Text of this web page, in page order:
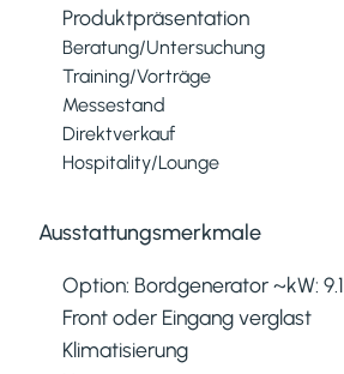
Produktpräsentation
Beratung/Untersuchung
Training/Vorträge
Messestand
Direktverkauf
Hospitality/Lounge
Ausstattungsmerkmale
Option: Bordgenerator ~kW: 9.1
Front oder Eingang verglast
Klimatisierung